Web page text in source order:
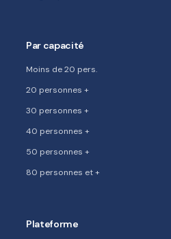
Par capacité
Moins de 20 pers.
20 personnes +
30 personnes +
40 personnes +
50 personnes +
80 personnes et +
Plateforme